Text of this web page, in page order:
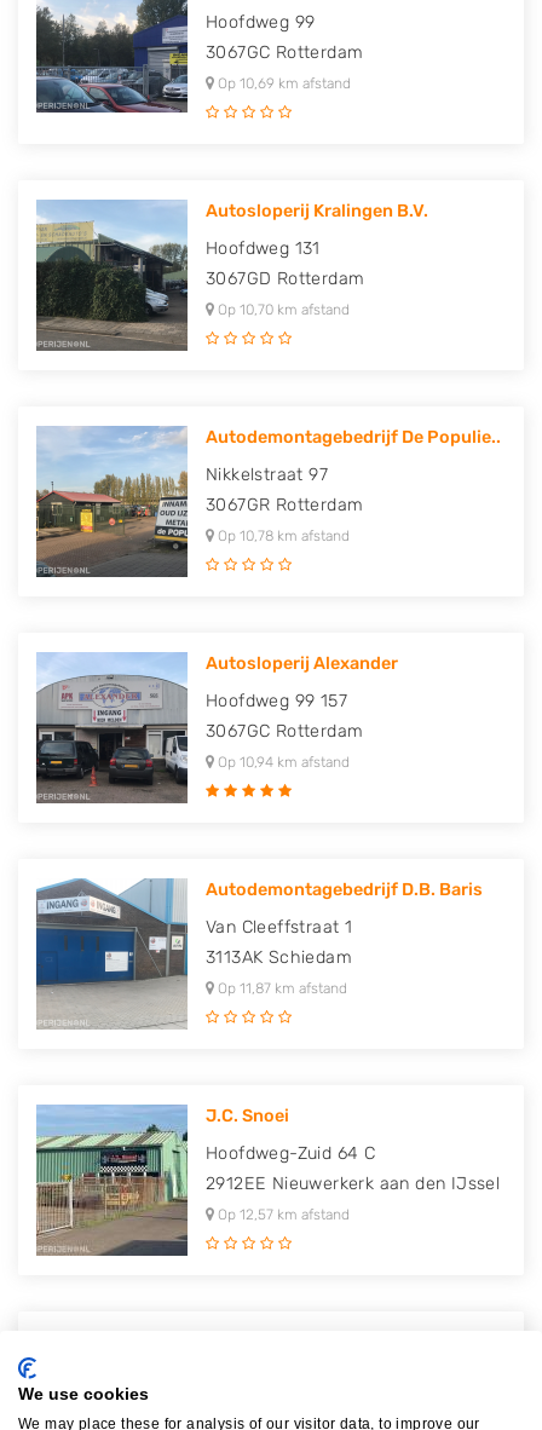
Hoofdweg 99
3067GC Rotterdam
Op 10,69 km afstand
Autosloperij Kralingen B.V.
Hoofdweg 131
3067GD Rotterdam
Op 10,70 km afstand
Autodemontagebedrijf De Populie..
Nikkelstraat 97
3067GR Rotterdam
Op 10,78 km afstand
Autosloperij Alexander
Hoofdweg 99 157
3067GC Rotterdam
Op 10,94 km afstand
Autodemontagebedrijf D.B. Baris
Van Cleeffstraat 1
3113AK Schiedam
Op 11,87 km afstand
J.C. Snoei
Hoofdweg-Zuid 64 C
2912EE Nieuwerkerk aan den IJssel
Op 12,57 km afstand
We use cookies
We may place these for analysis of our visitor data, to improve our